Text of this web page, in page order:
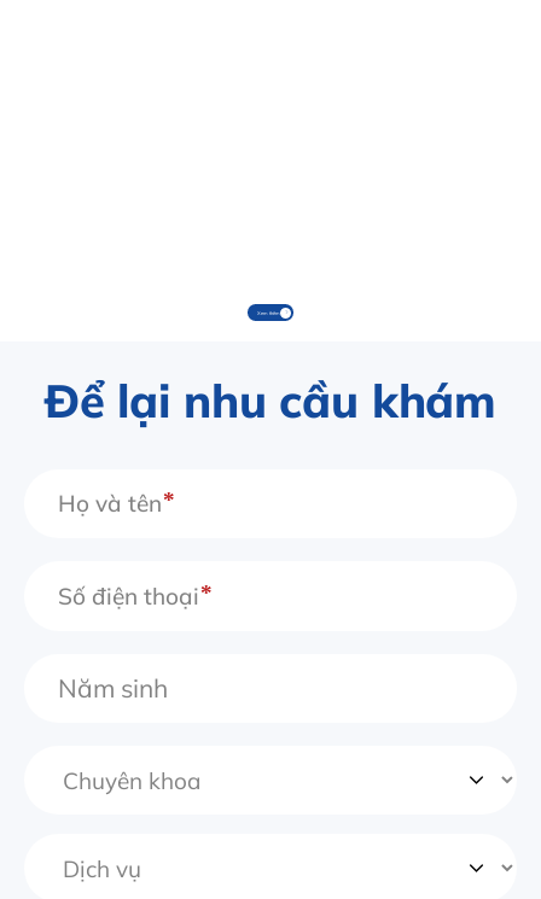
Xem thêm
Để lại nhu cầu khám
Họ và tên
Số điện thoại